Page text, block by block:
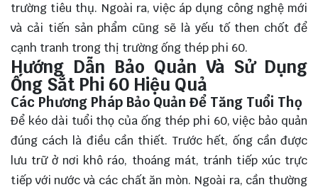
trường tiêu thụ. Ngoài ra, việc áp dụng công nghệ mới
và cải tiến sản phẩm cũng sẽ là yếu tố then chốt để
cạnh tranh trong thị trường ống thép phi 60.
Hướng Dẫn Bảo Quản Và Sử Dụng
Ống Sắt Phi 60 Hiệu Quả
Các Phương Pháp Bảo Quản Để Tăng Tuổi Thọ
Để kéo dài tuổi thọ của ống thép phi 60, việc bảo quản
đúng cách là điều cần thiết. Trước hết, ống cần được
lưu trữ ở nơi khô ráo, thoáng mát, tránh tiếp xúc trực
tiếp với nước và các chất ăn mòn. Ngoài ra, cần thường